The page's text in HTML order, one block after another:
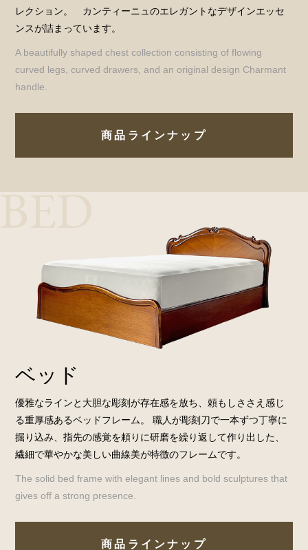
レクション。 カンティーニュのエレガントなデザインエッセ
ンスが詰まっています。
A beautifully shaped chest collection consisting of flowing
curved legs, curved drawers, and an original design Charmant
handle.
商品ラインナップ
ベッド
優雅なラインと大胆な彫刻が存在感を放ち、頼もしささえ感じ
る重厚感あるベッドフレーム。 職人が彫刻刀で一本ずつ丁寧に
掘り込み、指先の感覚を頼りに研磨を繰り返して作り出した、
繊細で華やかな美しい曲線美が特徴のフレームです。
The solid bed frame with elegant lines and bold sculptures that
gives off a strong presence.
商品ラインナップ